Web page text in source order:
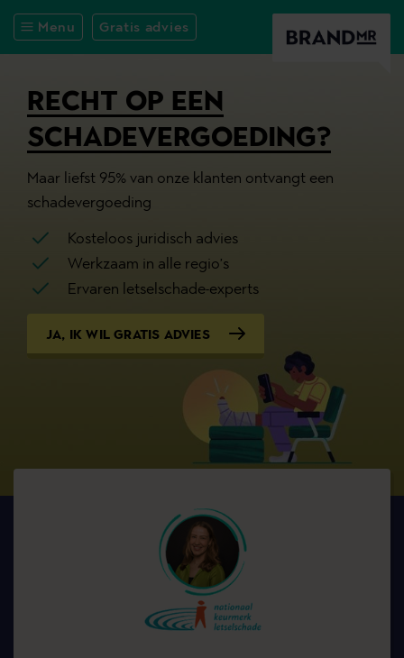
Menu Gratis advies
RECHT OP EEN
SCHADEVERGOEDING?
Maar liefst 95% van onze klanten ontvangt een
schadevergoeding
Kosteloos juridisch advies
Werkzaam in alle regio’s
Ervaren letselschade-experts
JA, IK WIL GRATIS ADVIES